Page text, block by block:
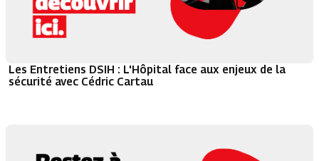
Les Entretiens DSIH : L'Hôpital face aux enjeux de la
sécurité avec Cédric Cartau